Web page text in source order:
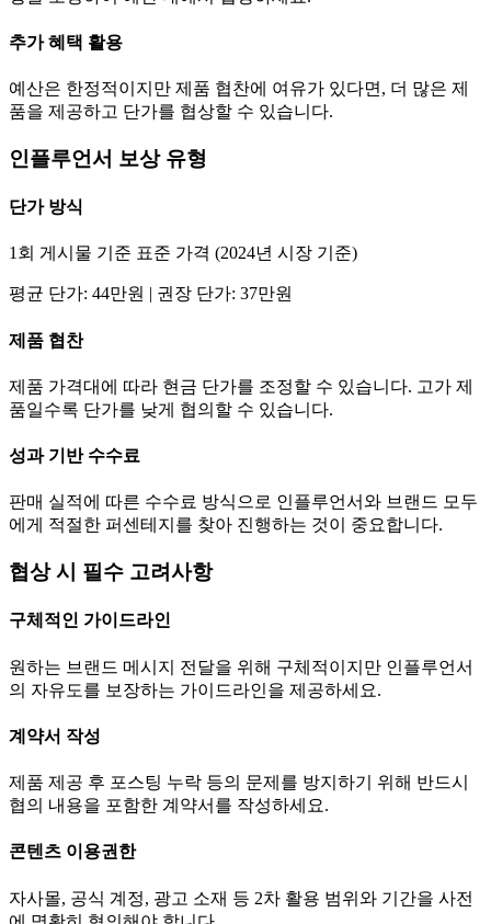
추가 혜택 활용
예산은 한정적이지만 제품 협찬에 여유가 있다면, 더 많은 제
품을 제공하고 단가를 협상할 수 있습니다.
인플루언서 보상 유형
단가방식
1회 게시물 기준 표준 가격 (2024년 시장 기준)
평균 단가: 44만원 | 권장 단가: 37만원
제품 협찬
제품 가격대에 따라 현금 단가를 조정할 수 있습니다. 고가 제
품일수록 단가를 낮게 협의할 수 있습니다.
성과 기반 수수료
판매 실적에 따른 수수료 방식으로 인플루언서와 브랜드 모두
에게 적절한 퍼센테지를 찾아 진행하는 것이 중요합니다.
협상 시 필수 고려사항
구체적인 가이드라인
원하는 브랜드 메시지 전달을 위해 구체적이지만 인플루언서
의 자유도를 보장하는 가이드라인을 제공하세요.
계약서 작성
제품 제공 후 포스팅 누락 등의 문제를 방지하기 위해 반드시
협의 내용을 포함한 계약서를 작성하세요.
콘텐츠 이용권한
자사몰, 공식 계정, 광고 소재 등 2차 활용 범위와 기간을 사전